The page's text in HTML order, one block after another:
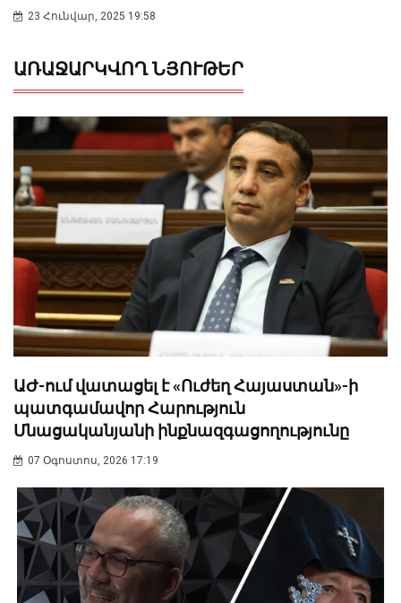
23 Հունվար, 2025 19:58
ԱՌԱՋԱՐԿՎՈՂ ՆՅՈՒԹԵՐ
ԱԺ-ում վատացել է «Ուժեղ Հայաստան»-ի
պատգամավոր Հարություն
Մնացականյանի ինքնազգացողությունը
07 Օգոստոս, 2026 17:19